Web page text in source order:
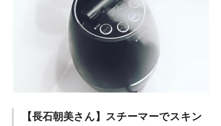
【長石朝美さん】スチーマーでスキン